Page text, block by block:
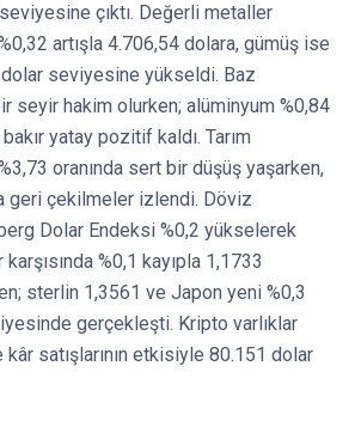
çıktı. Değerli metaller
artışla 4.706,54 dolara, gümüş ise
seviyesine yükseldi. Baz
seyir hakim olurken; alüminyum %0,84
yatay pozitif kaldı. Tarım
oranında sert bir düşüş yaşarken,
geri çekilmeler izlendi. Döviz
Dolar Endeksi %0,2 yükselerek
%0,1 kayıpla 1,1733
sterlin 1,3561 ve Japon yeni %0,3
gerçekleşti. Kripto varlıklar
satışlarının etkisiyle 80.151 dolar